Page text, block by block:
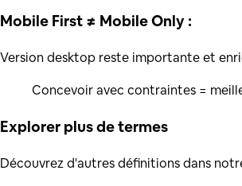
Mobile First ≠ Mobile Only :
Version desktop reste importante et
Concevoir avec contraintes =
Explorer plus determes
Découvrez d'autres définitions dans